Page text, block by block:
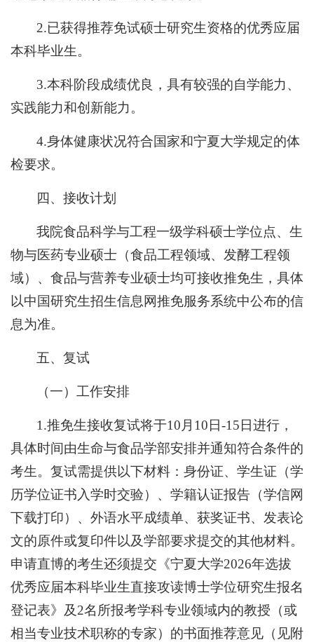
2.已获得推荐免试硕士研究生资格的优秀应届
本科毕业生。
3.本科阶段成绩优良，具有较强的自学能力、
实践能力和创新能力。
4.身体健康状况符合国家和宁夏大学规定的体
检要求。
四、接收计划
我院食品科学与工程一级学科硕士学位点、生
物与医药专业硕士（食品工程领域、发酵工程领
域）、食品与营养专业硕士均可接收推免生，具体
以中国研究生招生信息网推免服务系统中公布的信
息为准。
五、复试
（一）工作安排
1.推免生接收复试将于10月10日-15日进行，
具体时间由生命与食品学部安排并通知符合条件的
考生。复试需提供以下材料：身份证、学生证（学
历学位证书入学时交验）、学籍认证报告（学信网
下载打印）、外语水平成绩单、获奖证书、发表论
文的原件或复印件以及学部要求提交的其他材料。
申请直博的考生还须提交《宁夏大学2026年选拔
优秀应届本科毕业生直接攻读博士学位研究生报名
登记表》及2名所报考学科专业领域内的教授（或
相当专业技术职称的专家）的书面推荐意见（见附